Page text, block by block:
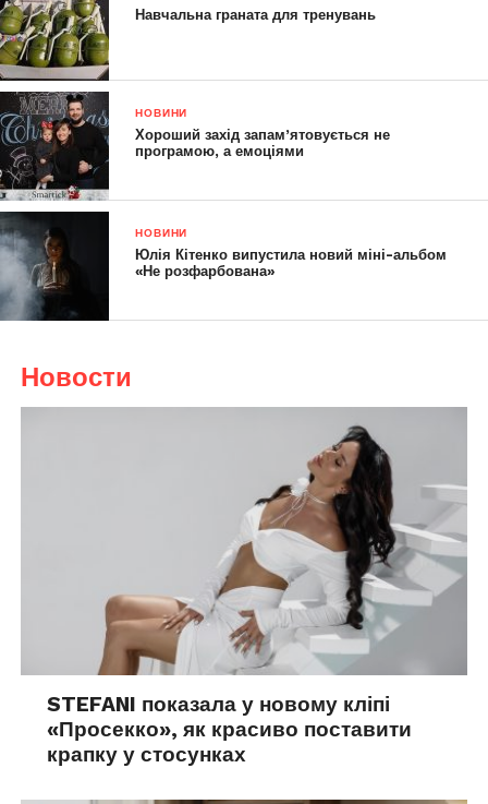
Навчальна граната для тренувань
НОВИНИ
Хороший захід запам’ятовується не
програмою, а емоціями
НОВИНИ
Юлія Кітенко випустила новий міні-альбом
«Не розфарбована»
Новости
STEFANI показала у новому кліпі
«Просекко», як красиво поставити
крапку у стосунках